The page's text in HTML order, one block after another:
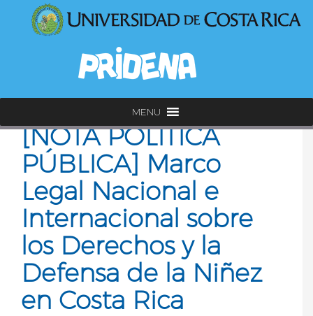
MENU
[NOTA POLÍTICA
PÚBLICA] Marco
Legal Nacional e
Internacional sobre
los Derechos y la
Defensa de la Niñez
en Costa Rica